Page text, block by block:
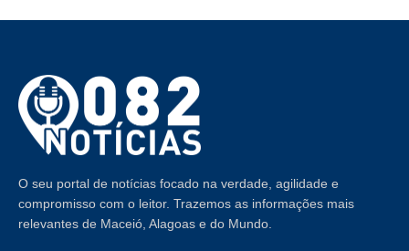
O seu portal de notícias focado na verdade, agilidade e
compromisso com o leitor. Trazemos as informações mais
relevantes de Maceió, Alagoas e do Mundo.